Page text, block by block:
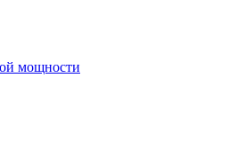
мощности